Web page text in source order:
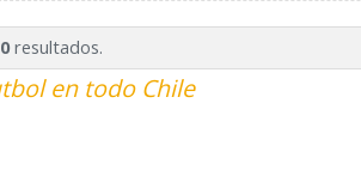
0resultados.
en todo Chile